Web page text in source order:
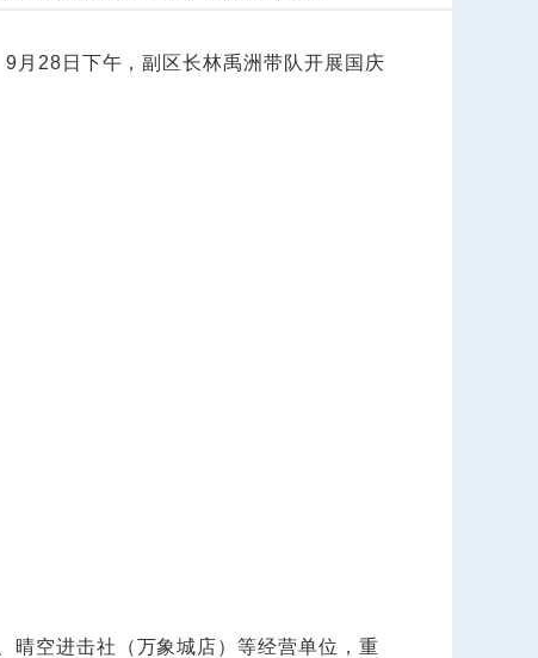
28日下午，副区长林禹洲带队开展国庆
空进击社（万象城店）等经营单位，重